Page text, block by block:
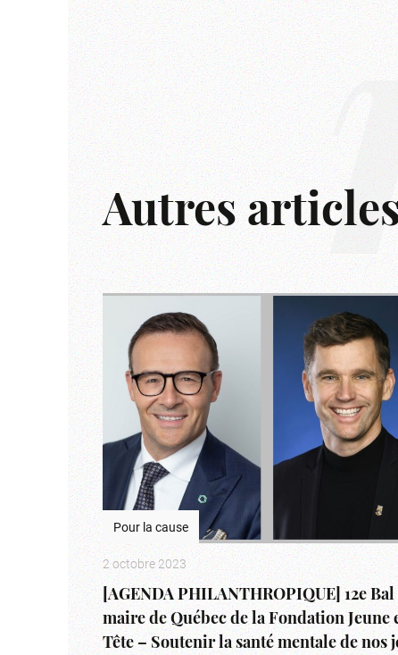
Autres
Pour la cause
2 octobre 2023
[AGENDA PHILANTHROPIQUE] 12e
maire de Québec de la Fondation Jeune
Tête – Soutenir la santé mentale de nos